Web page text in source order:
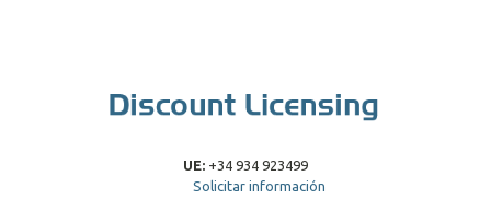
UE: +34 934 923499
Solicitar información